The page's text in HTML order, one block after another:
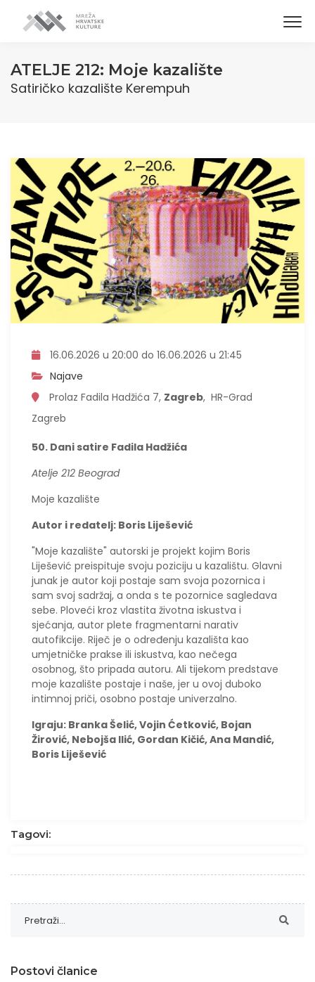
ATELJE 212: Moje kazalište
Satiričko kazalište Kerempuh
16.06.2026 u 20:00 do 16.06.2026 u 21:45
Najave
Prolaz Fadila Hadžića 7, Zagreb, HR-Grad
Zagreb
50. Dani satire Fadila Hadžića
Atelje 212 Beograd
Moje kazalište
Autor i redatelj: Boris Liješević
"Moje kazalište" autorski je projekt kojim Boris
Liješević preispituje svoju poziciju u kazalištu. Glavni
junak je autor koji postaje sam svoja pozornica i
sam svoj sadržaj, a onda s te pozornice sagledava
sebe. Ploveći kroz vlastita životna iskustva i
sjećanja, autor plete fragmentarni narativ
autofikcije. Riječ je o određenju kazališta kao
umjetničke prakse ili iskustva, kao nečega
osobnog, što pripada autoru. Ali tijekom predstave
moje kazalište postaje i naše, jer u ovoj duboko
intimnoj priči, osobno postaje univerzalno.
Igraju: Branka Šelić, Vojin Ćetković, Bojan
Žirović, Nebojša Ilić, Gordan Kičić, Ana Mandić,
Boris Liješević
Tagovi:
Postovi članice